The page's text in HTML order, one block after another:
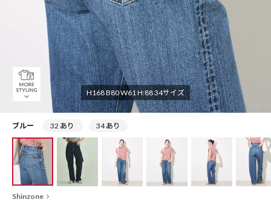
H168 B80 W61 H:88 34サイズ
ブルー 32 あり 34 あり
Shinzone